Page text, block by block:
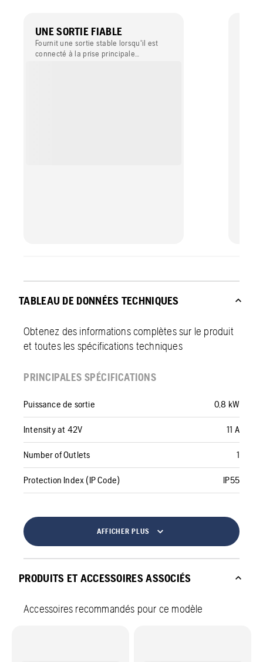
UNE SORTIE FIABLE
Fournit une sortie stable lorsqu'il est
connecté à la prise principale
TABLEAU DE DONNÉES TECHNIQUES
Obtenez des informations complètes sur le produit
et toutes les spécifications techniques
PRINCIPALES SPÉCIFICATIONS
Puissance de sortie 0,8 kW
Intensity at 42V 11 A
Number of Outlets 1
Protection Index (IP Code) IP55
AFFICHER PLUS
PRODUITS ET ACCESSOIRES ASSOCIÉS
Accessoires recommandés pour ce modèle